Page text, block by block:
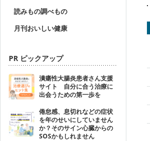
読みもの調べもの
月刊おいしい健康
PR ピックアップ
潰瘍性大腸炎患者さん支援
サイト 自分に合う治療に
出会うための第一歩を
倦怠感、息切れなどの症状
を年のせいにしていません
か？そのサイン心臓からの
SOSかもしれません